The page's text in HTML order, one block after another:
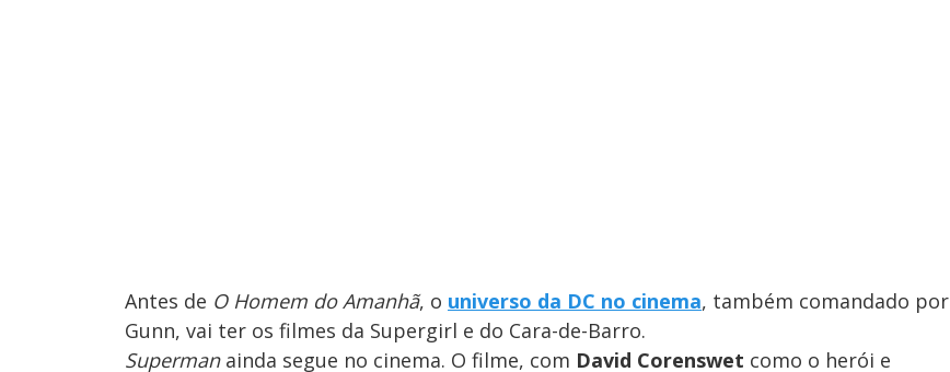
Antes de O Homem do Amanhã, o universo da DC no cinema, também comandado por
Gunn, vai ter os filmes da Supergirl e do Cara-de-Barro.
Supermanainda segue no cinema. O filme, com David Corenswet como o herói e